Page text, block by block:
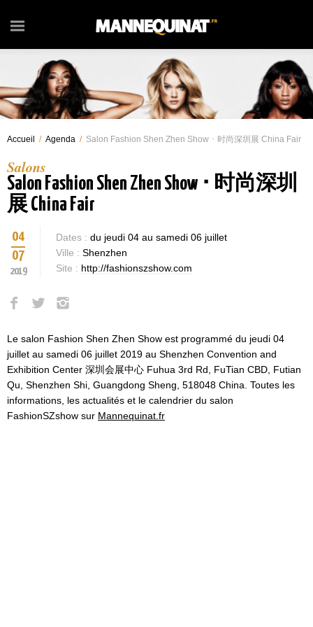
Accueil / Agenda / Salon Fashion Shen Zhen Show ･ 时尚深圳展 China Fair
Salons
Salon Fashion Shen Zhen Show ･ 时尚深圳
展 China Fair
04
07
2019
Dates : du jeudi 04 au samedi 06 juillet
Ville : Shenzhen
Site : http://fashionszshow.com
Le salon Fashion Shen Zhen Show est programmé du jeudi 04
juillet au samedi 06 juillet 2019 au Shenzhen Convention and
Exhibition Center 深圳会展中心 Fuhua 3rd Rd, FuTian CBD, Futian
Qu, Shenzhen Shi, Guangdong Sheng, 518048 China. Toutes les
informations, les actualités et le calendrier du salon
FashionSZshow sur Mannequinat.fr